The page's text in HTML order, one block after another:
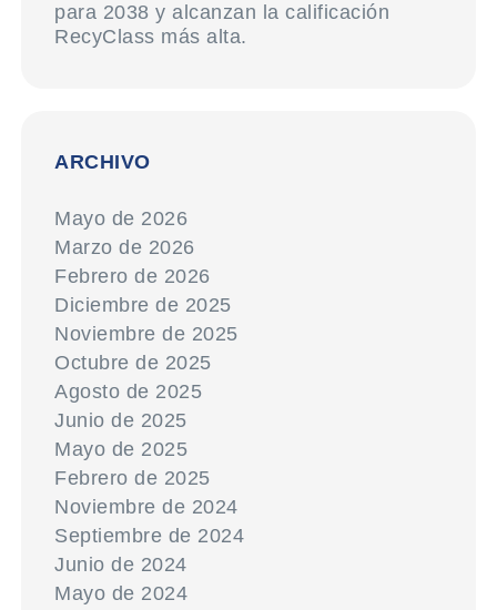
para 2038 y alcanzan la calificación
RecyClass más alta.
ARCHIVO
Mayo de 2026
Marzo de 2026
Febrero de 2026
Diciembre de 2025
Noviembre de 2025
Octubre de 2025
Agosto de 2025
Junio de 2025
Mayo de 2025
Febrero de 2025
Noviembre de 2024
Septiembre de 2024
Junio de 2024
Mayo de 2024